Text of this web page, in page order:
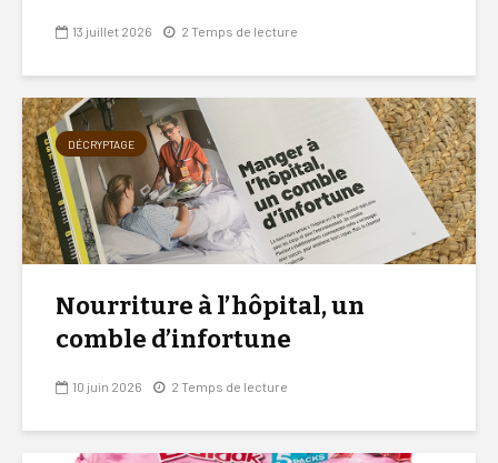
13 juillet 2026 2 Temps de lecture
DÉCRYPTAGE
Nourriture à l’hôpital, un
comble d’infortune
10 juin 2026 2 Temps de lecture